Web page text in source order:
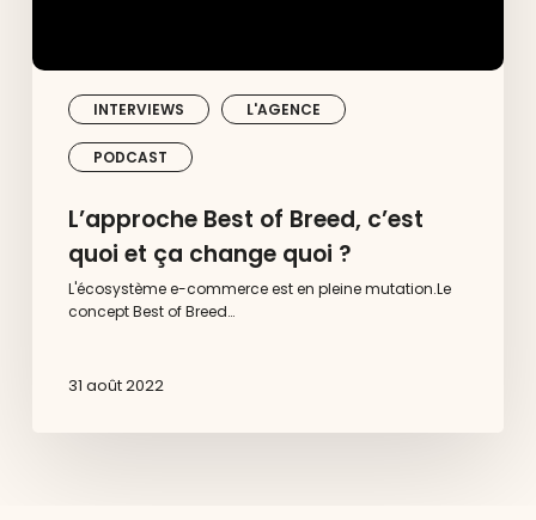
INTERVIEWS L'AGENCE
PODCAST
L’approche Best of Breed, c’est
quoi et ça change quoi ?
L'écosystème e-commerce est en pleine mutation.Le
concept Best of Breed…
31 août 2022